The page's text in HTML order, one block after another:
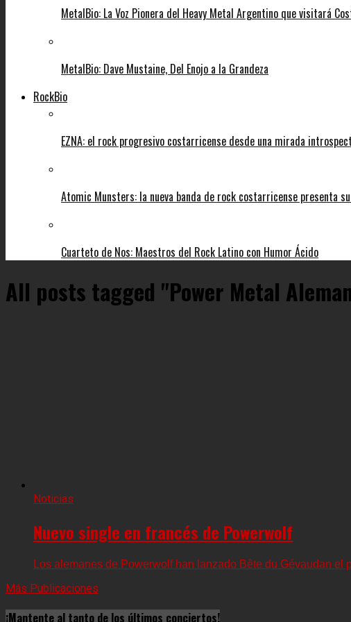
MetalBio: La Voz Pionera del Heavy Metal Argentino que visitará
MetalBio: Dave Mustaine, Del Enojo a la Grandeza
RockBio
EZNA: el rock progresivo costarricense desde una mirada
Atomic Munsters: la nueva banda de rock costarricense presenta
Cuarteto de Nos: Maestros del Rock Latino con Humor Ácido
All posts tagged "Power Metal
Noticias
Nuevo single en francés de Powerwolf
Los alemanes de Powerwolf han lanzado Bête du Gévaudan
Más Publicaciones
¡Mantente al tanto de los últimos conciertos!